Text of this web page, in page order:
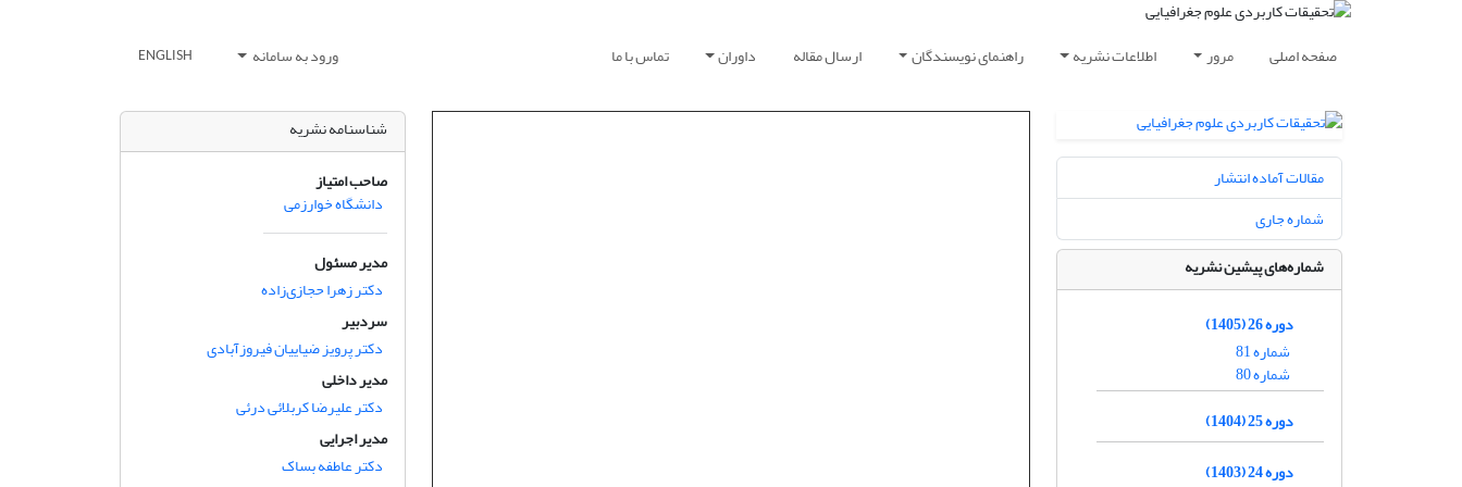
صفحه اصلی مرور اطلاعات نشریه راهنمای نویسندگان ارسال مقاله داوران تماس با ما ورود به سامانه ENGLISH
مقالات آماده انتشار
شماره جاری
شماره‌های پیشین نشریه
دوره 26 (1405)
شماره 81
شماره 80
دوره 25 (1404)
دوره 24 (1403)
شناسنامه نشریه
صاحب امتیاز
دانشگاه خوارزمی
مدیر مسئول
دکتر زهرا حجازی‌زاده
سردبیر
دکتر پرویز ضیاییان فیروزآبادی
مدیر داخلی
دکتر علیرضا کربلائی درئی
مدیر اجرایی
دکتر عاطفه بساک